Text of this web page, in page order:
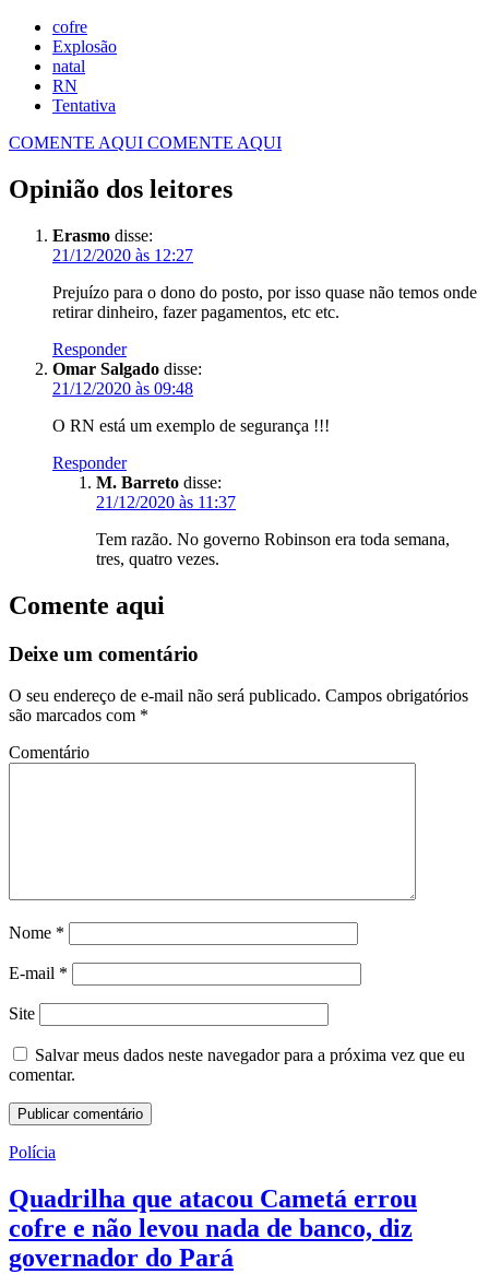
cofre
Explosão
natal
RN
Tentativa
COMENTE AQUI COMENTE AQUI
Opinião dos leitores
Erasmo disse:
21/12/2020 às 12:27
Prejuízo para o dono do posto, por isso quase não temos onde
retirar dinheiro, fazer pagamentos, etc etc.
Responder
Omar Salgado disse:
21/12/2020 às 09:48
O RN está um exemplo de segurança !!!
Responder
M. Barreto disse:
21/12/2020 às 11:37
Tem razão. No governo Robinson era toda semana,
tres, quatro vezes.
Comente aqui
Deixe um comentário
O seu endereço de e-mail não será publicado. Campos obrigatórios
são marcados com *
Comentário
Nome *
E-mail *
Site
Salvar meus dados neste navegador para a próxima vez que eu
comentar.
Polícia
Quadrilha que atacou Cametá errou
cofre e não levou nada de banco, diz
governador do Pará